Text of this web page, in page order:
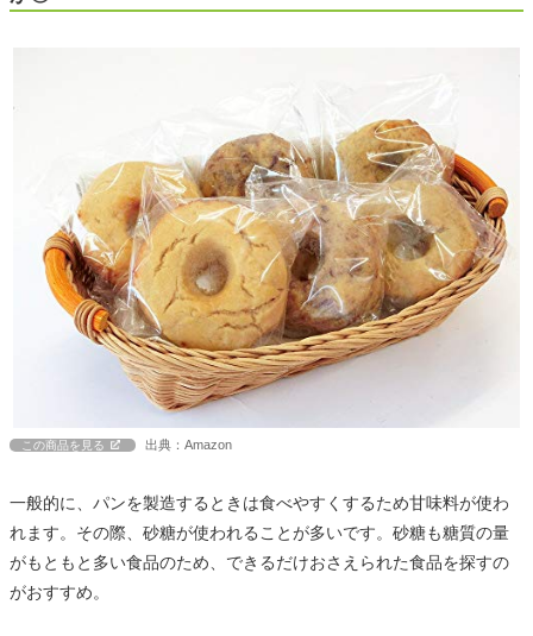
この商品を見る 出典：Amazon
一般的に、パンを製造するときは食べやすくするため甘味料が使わ
れます。その際、砂糖が使われることが多いです。砂糖も糖質の量
がもともと多い食品のため、できるだけおさえられた食品を探すの
がおすすめ。